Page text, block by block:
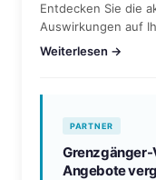
Entdecken Sie die
Auswirkungen auf
Weiterlesen →
PARTNER
Grenzgänger-
Angebote